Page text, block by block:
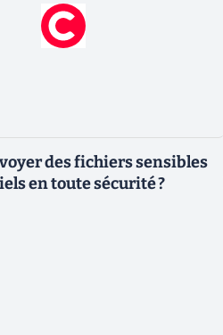
des fichiers sensibles
en toute sécurité ?